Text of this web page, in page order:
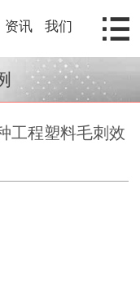
资讯 我们
工程塑料毛刺效